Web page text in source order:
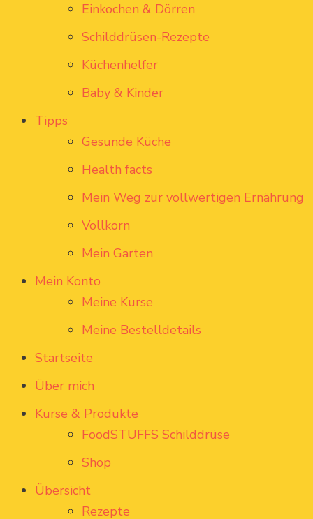
Einkochen & Dörren
Schilddrüsen-Rezepte
Küchenhelfer
Baby & Kinder
Tipps
Gesunde Küche
Health facts
Mein Weg zur vollwertigen Ernährung
Vollkorn
Mein Garten
Mein Konto
Meine Kurse
Meine Bestelldetails
Startseite
Über mich
Kurse & Produkte
FoodSTUFFS Schilddrüse
Shop
Übersicht
Rezepte